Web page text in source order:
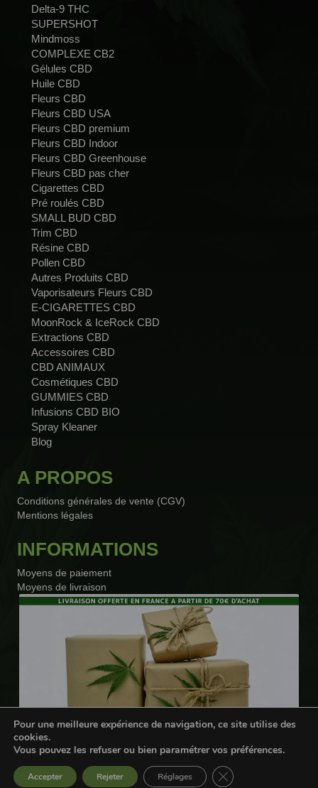
Delta-9 THC
SUPERSHOT
Mindmoss
COMPLEXE CB2
Gélules CBD
Huile CBD
Fleurs CBD
Fleurs CBD USA
Fleurs CBD premium
Fleurs CBD Indoor
Fleurs CBD Greenhouse
Fleurs CBD pas cher
Cigarettes CBD
Pré roulés CBD
SMALL BUD CBD
Trim CBD
Résine CBD
Pollen CBD
Autres Produits CBD
Vaporisateurs Fleurs CBD
E-CIGARETTES CBD
MoonRock & IceRock CBD
Extractions CBD
Accessoires CBD
CBD ANIMAUX
Cosmétiques CBD
GUMMIES CBD
Infusions CBD BIO
Spray Kleaner
Blog
A PROPOS
Conditions générales de vente (CGV)
Mentions légales
INFORMATIONS
Moyens de paiement
Moyens de livraison
Webdesigner freelance
Pour une meilleure expérience de navigation, ce site utilise des
cookies.
Vous pouvez les refuser ou bien paramétrer vos préférences.
Accepter Rejeter Réglages Fermer la bannière